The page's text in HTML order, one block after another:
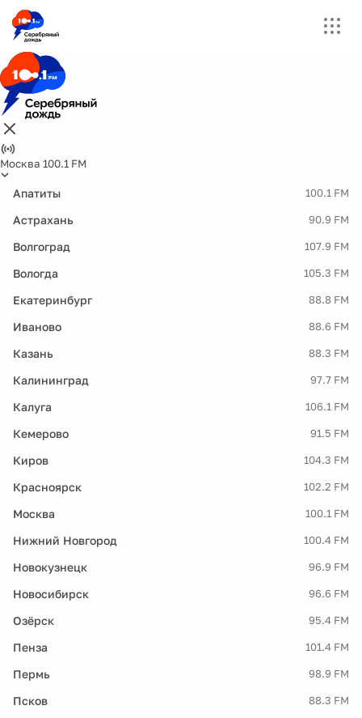
Москва 100.1 FM
Апатиты 100.1 FM
Астрахань 90.9 FM
Волгоград 107.9 FM
Вологда 105.3 FM
Екатеринбург 88.8 FM
Иваново 88.6 FM
Казань 88.3 FM
Калининград 97.7 FM
Калуга 106.1 FM
Кемерово 91.5 FM
Киров 104.3 FM
Красноярск 102.2 FM
Москва 100.1 FM
Нижний Новгород 100.4 FM
Новокузнецк 96.9 FM
Новосибирск 96.6 FM
Озёрск 95.4 FM
Пенза 101.4 FM
Пермь 98.9 FM
Псков 88.3 FM